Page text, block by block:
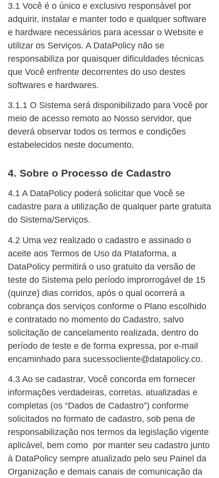
3.1 Você é o único e exclusivo responsável por
adquirir, instalar e manter todo e qualquer software
e hardware necessários para acessar o Website e
utilizar os Serviços. A DataPolicy não se
responsabiliza por quaisquer dificuldades técnicas
que Você enfrente decorrentes do uso destes
softwares e hardwares.
3.1.1 O Sistema será disponibilizado para Você por
meio de acesso remoto ao Nosso servidor, que
deverá observar todos os termos e condições
estabelecidos neste documento.
4. Sobre o Processo de Cadastro
4.1 A DataPolicy poderá solicitar que Você se
cadastre para a utilização de qualquer parte gratuita
do Sistema/Serviços.
4.2 Uma vez realizado o cadastro e assinado o
aceite aos Termos de Uso da Plataforma, a
DataPolicy permitirá o uso gratuito da versão de
teste do Sistema pelo período improrrogável de 15
(quinze) dias corridos, após o qual ocorrerá a
cobrança dos serviços conforme o Plano escolhido
e contratado no momento do Cadastro, salvo
solicitação de cancelamento realizada, dentro do
período de teste e de forma expressa, por e-mail
encaminhado para sucessocliente@datapolicy.co.
4.3 Ao se cadastrar, Você concorda em fornecer
informações verdadeiras, corretas, atualizadas e
completas (os “Dados de Cadastro”) conforme
solicitados no formato de cadastro, sob pena de
responsabilização nos termos da legislação vigente
aplicável, bem como por manter seu cadastro junto
à DataPolicy sempre atualizado pelo seu Painel da
Organização e demais canais de comunicação da